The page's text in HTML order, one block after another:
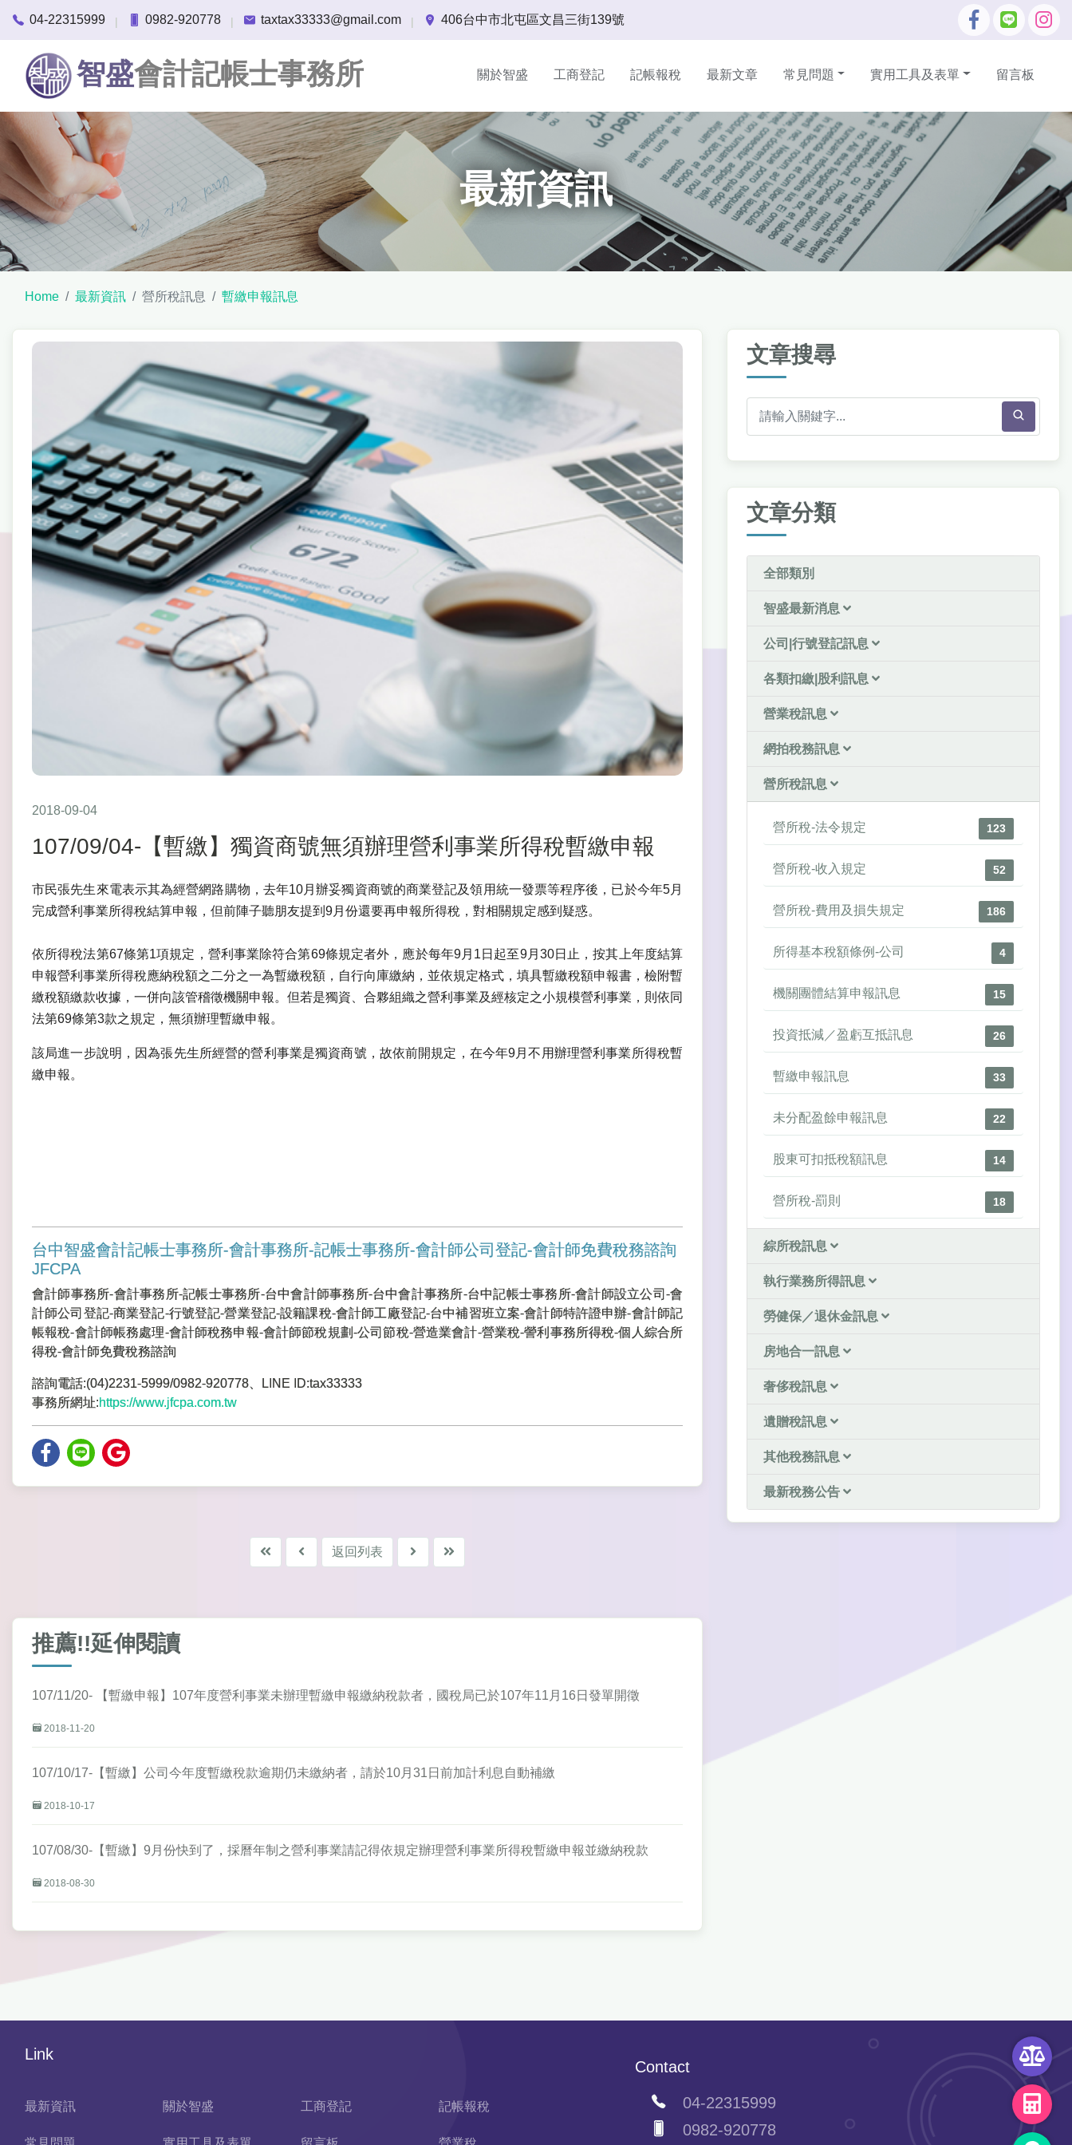
04-22315999 | 0982-920778 | taxtax33333@gmail.com | 406台中市北屯區文昌三街139號
智盛會計記帳士事務所 關於智盛 工商登記 記帳報稅 最新文章 常見問題 實用工具及表單 留言板
最新資訊
Home 最新資訊 營所稅訊息 暫繳申報訊息
2018-09-04
107/09/04-【暫繳】獨資商號無須辦理營利事業所得稅暫繳申報
市民張先生來電表示其為經營網路購物，去年10月辦妥獨資商號的商業登記及領用統一發票等程序後，已於今年5月
完成營利事業所得稅結算申報，但前陣子聽朋友提到9月份還要再申報所得稅，對相關規定感到疑惑。
依所得稅法第67條第1項規定，營利事業除符合第69條規定者外，應於每年9月1日起至9月30日止，按其上年度結算
申報營利事業所得稅應納稅額之二分之一為暫繳稅額，自行向庫繳納，並依規定格式，填具暫繳稅額申報書，檢附暫
繳稅額繳款收據，一併向該管稽徵機關申報。但若是獨資、合夥組織之營利事業及經核定之小規模營利事業，則依同
法第69條第3款之規定，無須辦理暫繳申報。
該局進一步說明，因為張先生所經營的營利事業是獨資商號，故依前開規定，在今年9月不用辦理營利事業所得稅暫
繳申報。
台中智盛會計記帳士事務所-會計事務所-記帳士事務所-會計師公司登記-會計師免費稅務諮詢
JFCPA
會計師事務所-會計事務所-記帳士事務所-台中會計師事務所-台中會計事務所-台中記帳士事務所-會計師設立公司-會
計師公司登記-商業登記-行號登記-營業登記-設籍課稅-會計師工廠登記-台中補習班立案-會計師特許證申辦-會計師記
帳報稅-會計師帳務處理-會計師稅務申報-會計師節稅規劃-公司節稅-營造業會計-營業稅-謍利事務所得稅-個人綜合所
得稅-會計師免費稅務諮詢
諮詢電話:(04)2231-5999/0982-920778、LINE ID:tax33333
事務所網址:https://www.jfcpa.com.tw
返回列表
推薦!!延伸閱讀
107/11/20- 【暫繳申報】107年度營利事業未辦理暫繳申報繳納稅款者，國稅局已於107年11月16日發單開徵
2018-11-20
107/10/17-【暫繳】公司今年度暫繳稅款逾期仍未繳納者，請於10月31日前加計利息自動補繳
2018-10-17
107/08/30-【暫繳】9月份快到了，採曆年制之營利事業請記得依規定辦理營利事業所得稅暫繳申報並繳納稅款
2018-08-30
文章搜尋
文章分類
全部類別
智盛最新消息
公司|行號登記訊息
各類扣繳|股利訊息
營業稅訊息
網拍稅務訊息
營所稅訊息
營所稅-法令規定 123
營所稅-收入規定 52
營所稅-費用及損失規定 186
所得基本稅額條例-公司 4
機關團體結算申報訊息 15
投資抵減／盈虧互抵訊息 26
暫繳申報訊息 33
未分配盈餘申報訊息 22
股東可扣抵稅額訊息 14
營所稅-罰則 18
綜所稅訊息
執行業務所得訊息
勞健保／退休金訊息
房地合一訊息
奢侈稅訊息
遺贈稅訊息
其他稅務訊息
最新稅務公告
Link
最新資訊 關於智盛 工商登記 記帳報稅
Contact
04-22315999
0982-920778